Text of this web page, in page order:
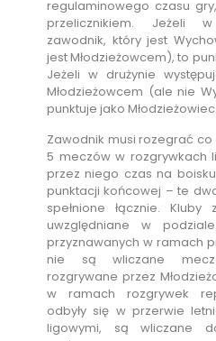
regulaminowego czasu
przelicznikiem. Jeżeli
zawodnik, który jest
jest Młodzieżowcem), to
Jeżeli w drużynie
Młodzieżowcem (ale nie
punktuje jako Młodzieżowiec.
Zawodnik musi rozegrać
5 meczów w rozgrywkach
przez niego czas na
punktacji końcowej – te
spełnione łącznie.
uwzględniane w
przyznawanych w ramach
nie są wliczane
rozgrywane przez
w ramach rozgrywek
odbyły się w przerwie
ligowymi, są wliczane